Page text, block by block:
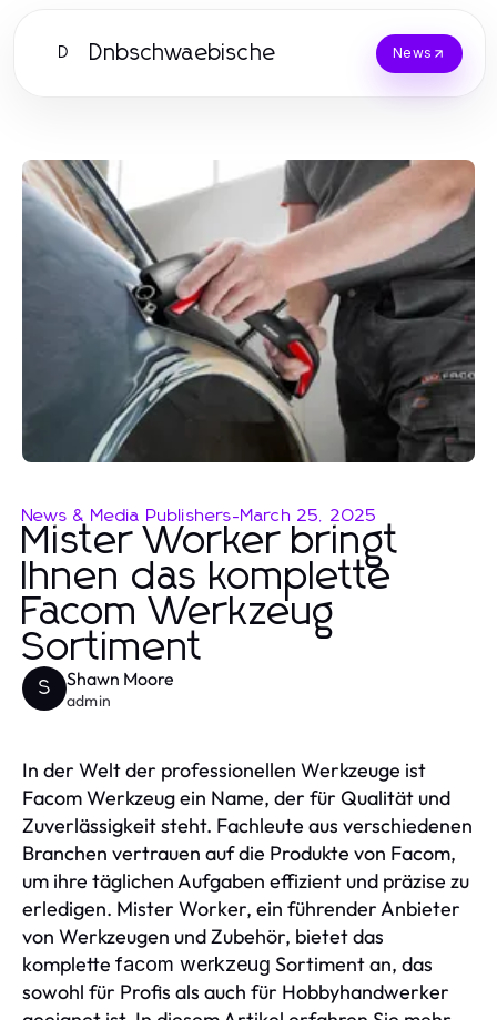
D Dnbschwaebische News
News & Media Publishers-March 25, 2025
Mister Worker bringt
Ihnen das komplette
Facom Werkzeug
Sortiment
S Shawn Moore
admin
In der Welt der professionellen Werkzeuge ist
Facom Werkzeug ein Name, der für Qualität und
Zuverlässigkeit steht. Fachleute aus verschiedenen
Branchen vertrauen auf die Produkte von Facom,
um ihre täglichen Aufgaben effizient und präzise zu
erledigen. Mister Worker, ein führender Anbieter
von Werkzeugen und Zubehör, bietet das
komplette facom werkzeug Sortiment an, das
sowohl für Profis als auch für Hobbyhandwerker